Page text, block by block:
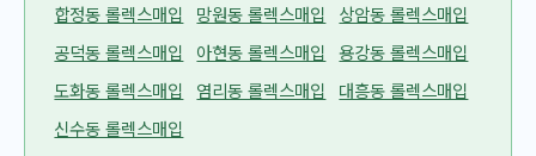
합정동 롤렉스매입
망원동 롤렉스매입
상암동 롤렉스매입
공덕동 롤렉스매입
아현동 롤렉스매입 용강동 롤렉스매입
도화동 롤렉스매입
염리동 롤렉스매입
대흥동 롤렉스매입
신수동 롤렉스매입